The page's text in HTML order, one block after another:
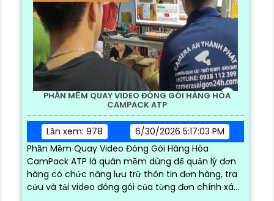
PHẦN MỀM QUAY VIDEO ĐÓNG GÓI HÀNG HÓA
CAMPACK ATP
Lần xem: 978
6/30/2026 5:17:03 PM
Phần Mềm Quay Video Đóng Gói Hàng Hóa
CamPack ATP là quàn mềm dùng để quản lý đơn
hàng có chức năng lưu trữ thôn tin đơn hàng, tra
cứu và tải video đóng gói của từng đơn chính xác